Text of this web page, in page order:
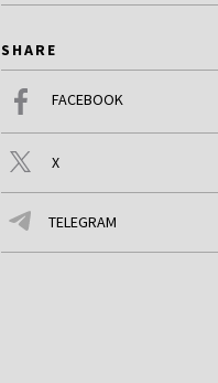
SHARE
FACEBOOK
X
TELEGRAM